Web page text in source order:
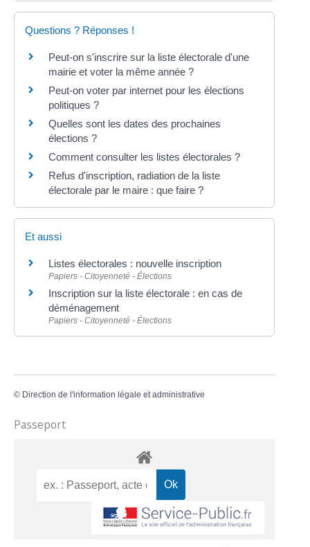
Questions ? Réponses !
Peut-on s'inscrire sur la liste électorale d'une
mairie et voter la même année ?
Peut-on voter par internet pour les élections
politiques ?
Quelles sont les dates des prochaines
élections ?
Comment consulter les listes électorales ?
Refus d'inscription, radiation de la liste
électorale par le maire : que faire ?
Et aussi
Listes électorales : nouvelle inscription
Papiers - Citoyenneté - Élections
Inscription sur la liste électorale : en cas de
déménagement
Papiers - Citoyenneté - Élections
© Direction de l'information légale et administrative
Passeport